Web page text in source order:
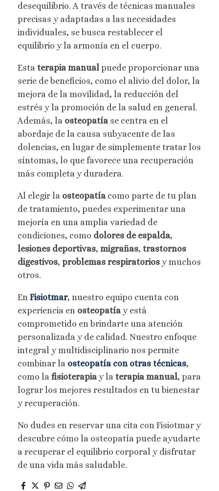
desequilibrio. A través de técnicas manuales
precisas y adaptadas a las necesidades
individuales, se busca restablecer el
equilibrio y la armonía en el cuerpo.
Esta terapia manual puede proporcionar una
serie de beneficios, como el alivio del dolor, la
mejora de la movilidad, la reducción del
estrés y la promoción de la salud en general.
Además, la osteopatía se centra en el
abordaje de la causa subyacente de las
dolencias, en lugar de simplemente tratar los
síntomas, lo que favorece una recuperación
más completa y duradera.
Al elegir la osteopatía como parte de tu plan
de tratamiento, puedes experimentar una
mejoría en una amplia variedad de
condiciones, como dolores de espalda,
lesiones deportivas, migrañas, trastornos
digestivos, problemas respiratorios y muchos
otros.
En Fisiotmar, nuestro equipo cuenta con
experiencia en osteopatía y está
comprometido en brindarte una atención
personalizada y de calidad. Nuestro enfoque
integral y multidisciplinario nos permite
combinar la osteopatía con otras técnicas,
como la fisioterapia y la terapia manual, para
lograr los mejores resultados en tu bienestar
y recuperación.
No dudes en reservar una cita con Fisiotmar y
descubre cómo la osteopatía puede ayudarte
a recuperar el equilibrio corporal y disfrutar
de una vida más saludable.